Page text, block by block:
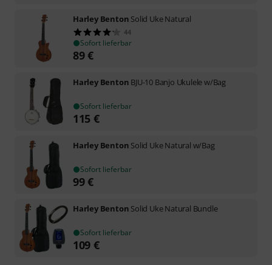
Harley Benton Solid Uke Natural
44
Sofort lieferbar
89€
Harley Benton BJU-10 Banjo Ukulele w/Bag
Sofort lieferbar
115 €
Harley Benton Solid Uke Natural w/Bag
Sofort lieferbar
99€
Harley Benton Solid Uke Natural Bundle
Sofort lieferbar
109 €